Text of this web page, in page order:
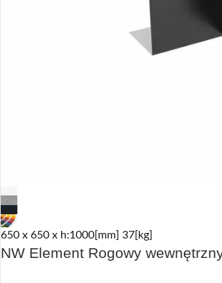
650 x 650 x h:1000[mm] 37[kg]
NW Element Rogowy